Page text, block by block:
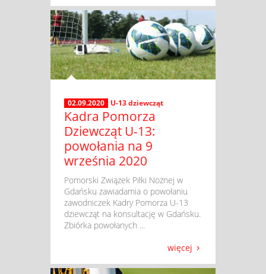
02.09.2020 U-13 dziewcząt
Kadra Pomorza
Dziewcząt U-13:
powołania na 9
września 2020
​ Pomorski Związek Piłki Nożnej w
Gdańsku zawiadamia o powołaniu
zawodniczek Kadry Pomorza U-13
dziewcząt na konsultację w Gdańsku.
Zbiórka powołanych ...
więcej